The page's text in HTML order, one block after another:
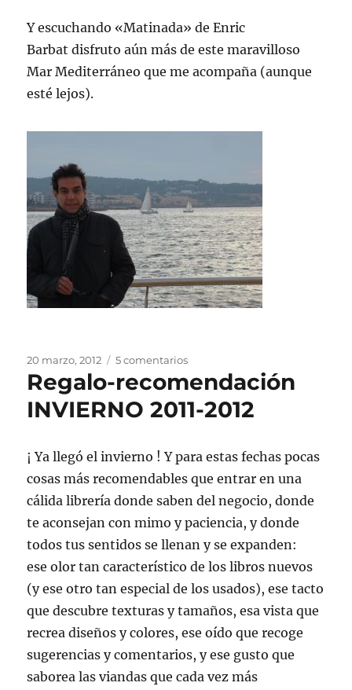
Y escuchando «Matinada» de Enric
Barbat disfruto aún más de este maravilloso
Mar Mediterráneo que me acompaña (aunque
esté lejos).
Publicado
el
20 marzo, 2012 5 comentariosen
Regalo-
recomendación
PRIMAVERA
Regalo-recomendación
INVIERNO 2011-2012
¡ Ya llegó el invierno ! Y para estas fechas pocas
cosas más recomendables que entrar en una
cálida librería donde saben del negocio, donde
te aconsejan con mimo y paciencia, y donde
todos tus sentidos se llenan y se expanden:
ese olor tan característico de los libros nuevos
(y ese otro tan especial de los usados), ese tacto
que descubre texturas y tamaños, esa vista que
recrea diseños y colores, ese oído que recoge
sugerencias y comentarios, y ese gusto que
saborea las viandas que cada vez más